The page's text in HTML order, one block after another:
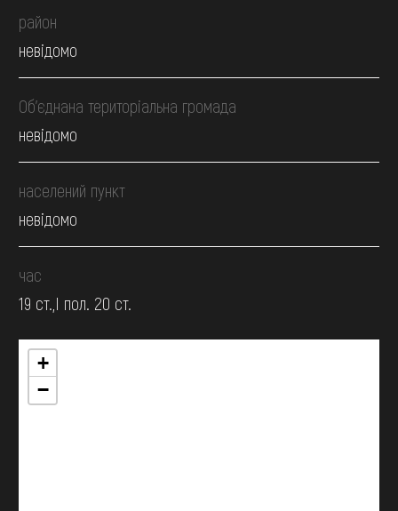
район
невідомо
Об’єднана територіальна громада
невідомо
населений пункт
невідомо
час
19 ст.,І пол. 20 ст.
+
−